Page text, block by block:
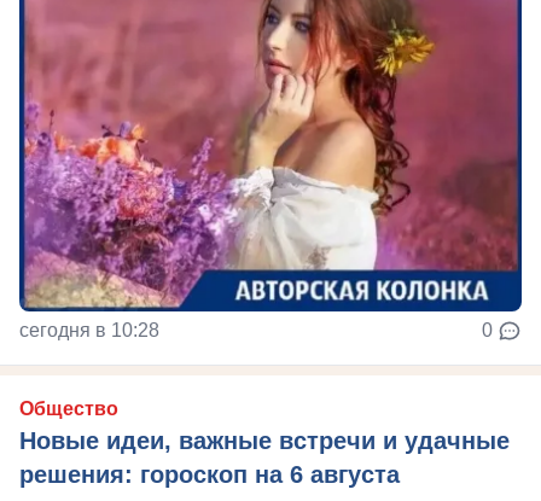
сегодня в 10:28 0
Общество
Новые идеи, важные встречи и удачные
решения: гороскоп на 6 августа